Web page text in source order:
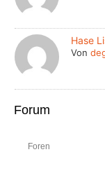
Hase
Von
Forum
Foren